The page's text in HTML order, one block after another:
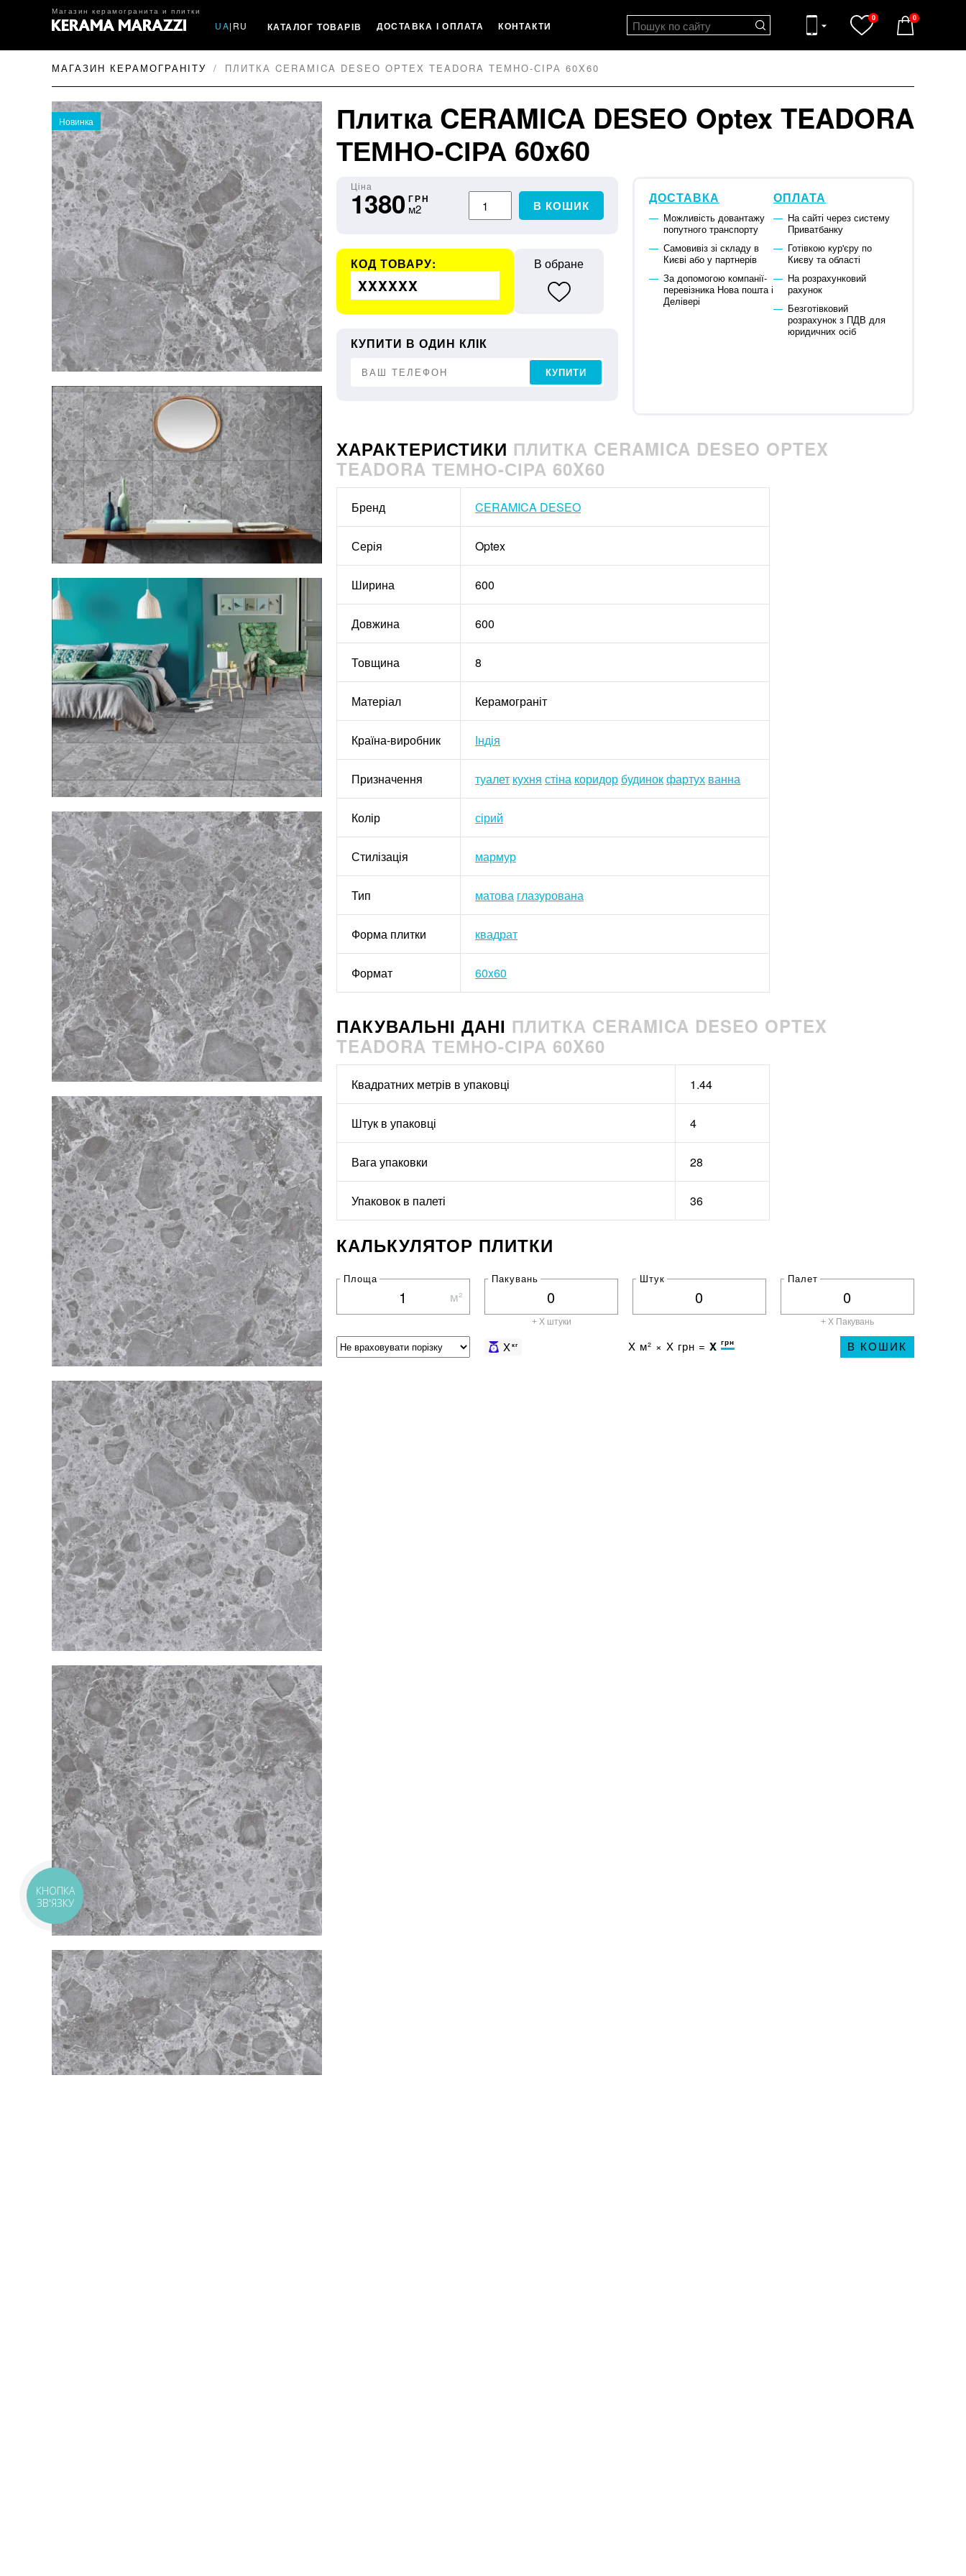
Магазин керамогранита и плитки
UA| RU КАТАЛОГ ТОВАРІВ ДОСТАВКА І ОПЛАТА КОНТАКТИ
0 0
МАГАЗИН КЕРАМОГРАНІТУ ПЛИТКА CERAMICA DESEO OPTEX TEADORA ТЕМНО-СІРА 60X60
Новинка
Плитка CERAMICA DESEO Optex TEADORA
ТЕМНО-СІРА 60x60
Ціна
1380 ГРН
м2 В КОШИК
КОД ТОВАРУ:
XXXXXX
В обране
КУПИТИ В ОДИН КЛІК
КУПИТИ
ДОСТАВКА
Можливість довантажу
попутного транспорту
Самовивіз зі складу в
Києві або у партнерів
За допомогою компанії-
перевізника Нова пошта і
Делівері
ОПЛАТА
На сайті через систему
Приватбанку
Готівкою кур'єру по
Києву та області
На розрахунковий
рахунок
Безготівковий
розрахунок з ПДВ для
юридичних осіб
ХАРАКТЕРИСТИКИ ПЛИТКА CERAMICA DESEO OPTEX
TEADORA ТЕМНО-СІРА 60X60
Бренд CERAMICA DESEO
Серія Optex
Ширина 600
Довжина 600
Товщина 8
Матеріал Керамограніт
Країна-виробник Індія
Призначення туалет кухня стіна коридор будинокфартух ванна
Колір сірий
Стилізація мармур
Тип матова глазурована
Форма плитки квадрат
Формат 60x60
ПАКУВАЛЬНІ ДАНІ ПЛИТКА CERAMICA DESEO OPTEX
TEADORA ТЕМНО-СІРА 60X60
Квадратних метрів в упаковці 1.44
Штук в упаковці 4
Вага упаковки 28
Упаковок в палеті 36
КАЛЬКУЛЯТОР ПЛИТКИ
Площа
м²
Пакувань
+ X штуки
Штук Палет
+ X Пакувань
Xкг X м² × X грн = X грн В КОШИК
КНОПКА
ЗВ'ЯЗКУ